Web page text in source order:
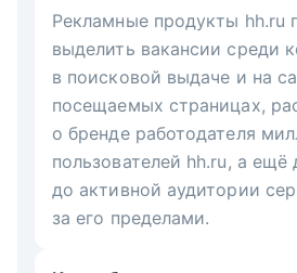
Рекламные продукты hh.ru
выделить вакансии среди
в поисковой выдаче и на
посещаемых страницах,
о бренде работодателя
пользователей hh.ru, а ещё
до активной аудитории
за его пределами.